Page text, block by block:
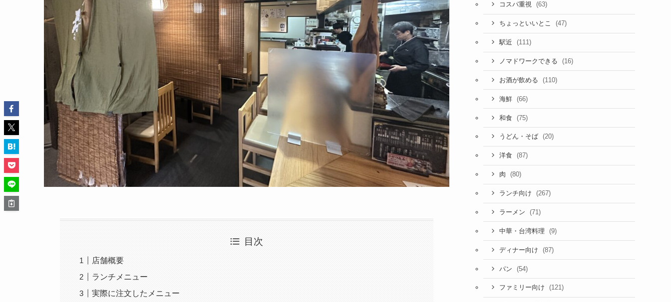
目次
店舗概要
ランチメニュー
実際に注文したメニュー
コスパ重視 (63)
ちょっといいとこ (47)
駅近 (111)
ノマドワークできる (16)
お酒が飲める (110)
海鮮 (66)
和食 (75)
うどん・そば (20)
洋食 (87)
肉 (80)
ランチ向け (267)
ラーメン (71)
中華・台湾料理 (9)
ディナー向け (87)
パン (54)
ファミリー向け (121)